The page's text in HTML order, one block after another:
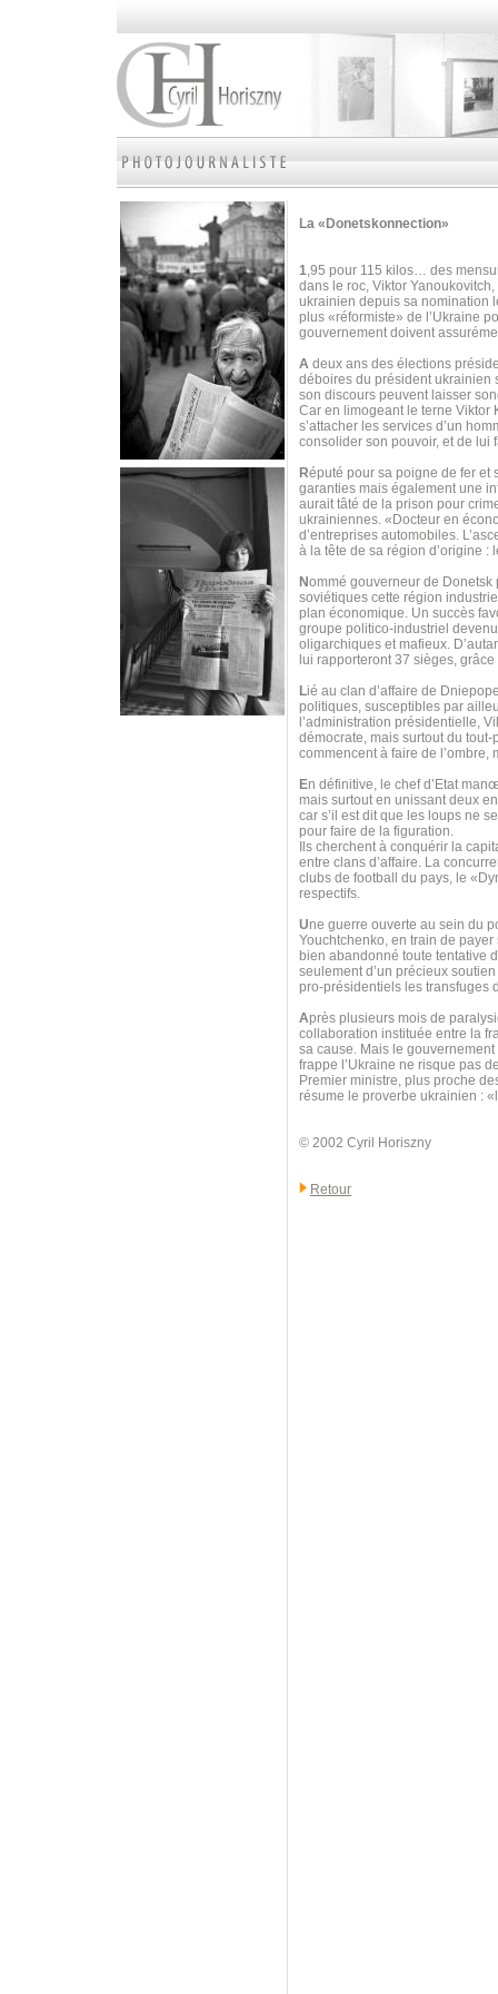
La «Donetskonnection»
1,95 pour 115 kilos… des
dans le roc, Viktor
ukrainien depuis sa nomination
plus «réformiste» de l’Ukraine
gouvernement doivent
A deux ans des élections
déboires du président ukrainien
son discours peuvent laisser
Car en limogeant le terne Viktor
s’attacher les services d’un
consolider son pouvoir, et de lui
Réputé pour sa poigne de fer et
garanties mais également une
aurait tâté de la prison pour
ukrainiennes. «Docteur en
d’entreprises automobiles.
à la tête de sa région d’origine :
Nommé gouverneur de Donetsk
soviétiques cette région
plan économique. Un succès
groupe politico-industriel
oligarchiques et mafieux.
lui rapporteront 37 sièges,
Lié au clan d’affaire de
politiques, susceptibles par
l’administration présidentielle,
démocrate, mais surtout du
commencent à faire de
En définitive, le chef d’Etat
mais surtout en unissant deux
car s’il est dit que les loups ne
pour faire de la figuration.
Ils cherchent à conquérir la
entre clans d’affaire. La
clubs de football du pays, le
respectifs.
Une guerre ouverte au sein du
Youchtchenko, en train de
bien abandonné toute tentative
seulement d’un précieux
pro-présidentiels les transfuges
Après plusieurs mois de
collaboration instituée entre la
sa cause. Mais le
frappe l’Ukraine ne risque pas
Premier ministre, plus proche
résume le proverbe ukrainien :
© 2002 Cyril Horiszny
Retour